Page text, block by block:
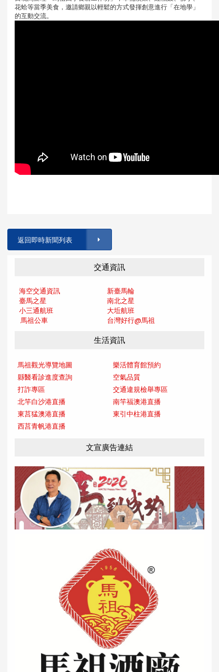
花蛤等當季美食，邀請鄉親以輕鬆的方式發揮創意進行「在地學」
的互動交流。
返回即時新聞列表
交通資訊
海空交通資訊
新臺馬輪
臺馬之星
南北之星
小三通航班
大坵航班
馬祖公車
台灣好行@馬祖
生活資訊
馬祖觀光導覽地圖
樂活體育館預約
縣醫看診進度查詢
空氣品質
打詐專區
交通違規檢舉專區
北竿白沙港直播
南竿福澳港直播
東莒猛澳港直播
東引中柱港直播
西莒青帆港直播
文宣廣告連結